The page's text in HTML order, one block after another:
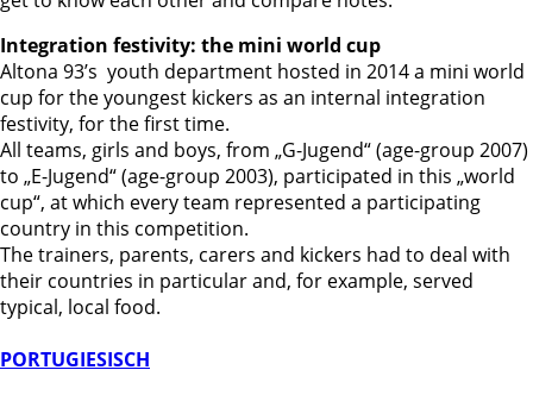
Integration festivity: the mini world cup
Altona 93’s youth department hosted in 2014 a mini world
cup for the youngest kickers as an internal integration
festivity, for the first time.
All teams, girls and boys, from „G-Jugend“ (age-group 2007)
to „E-Jugend“ (age-group 2003), participated in this „world
cup“, at which every team represented a participating
country in this competition.
The trainers, parents, carers and kickers had to deal with
their countries in particular and, for example, served
typical, local food.
PORTUGIESISCH